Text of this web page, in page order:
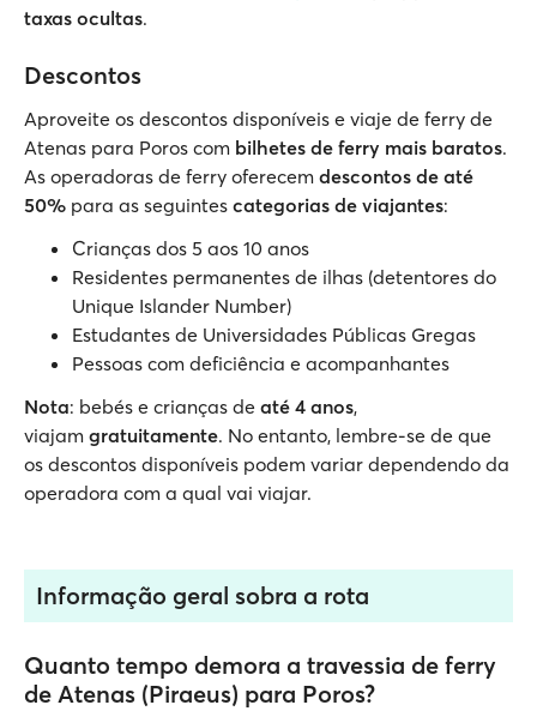
taxas ocultas.
Descontos
Aproveite os descontos disponíveis e viaje de ferry de
Atenas para Poros com bilhetes de ferry mais baratos.
As operadoras de ferry oferecem descontos de até
50% para as seguintes categorias de viajantes:
Crianças dos 5 aos 10 anos
Residentes permanentes de ilhas (detentores do
Unique Islander Number)
Estudantes de Universidades Públicas Gregas
Pessoas com deficiência e acompanhantes
Nota: bebés e crianças de até 4 anos,
viajam gratuitamente. No entanto, lembre-se de que
os descontos disponíveis podem variar dependendo da
operadora com a qual vai viajar.
Informação geral sobra a rota
Quanto tempo demora a travessia de ferry
de Atenas (Piraeus) para Poros?